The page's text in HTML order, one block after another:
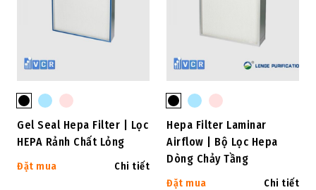
Gel Seal Hepa Filter | Lọc
HEPA Rảnh Chất Lỏng
Đặt mua Chi tiết
Hepa Filter Laminar
Airflow | Bộ Lọc Hepa
Dòng Chảy Tầng
Đặt mua Chi tiết